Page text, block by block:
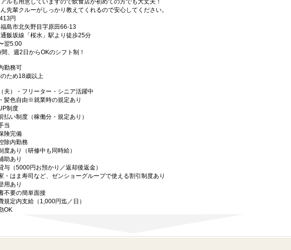
ルも用意していますので飲食店が初めての方でも大丈夫！
先輩クルーがしっかり教えてくれるので安心してください。
円
島市北矢野目字原田66-13
飯坂線「桜水」駅より徒歩25分
翌5:00
、週2日からOKのシフト制！
勤務可
ため18歳以上
夫）・フリーター・シニア活躍中
髪色自由※就業時の規定あり
制度
払い制度（稼働分・規定あり）
当
険完備
除内勤務
度あり（研修中も同時給）
助あり
与（5000円お預かり／返却後返金）
・はま寿司など、ゼンショーグループで使える割引制度あり
用あり
不要の簡単面接
規定内支給（1,000円迄／日）
OK